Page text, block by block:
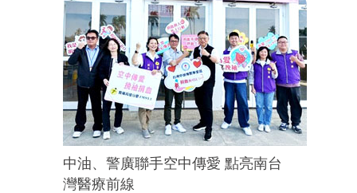
中油、警廣聯手空中傳愛 點亮南台
灣醫療前線